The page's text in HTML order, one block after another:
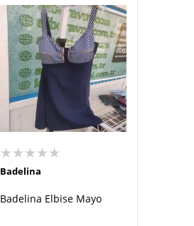
★★★★★
Badelina
Badelina Elbise Mayo